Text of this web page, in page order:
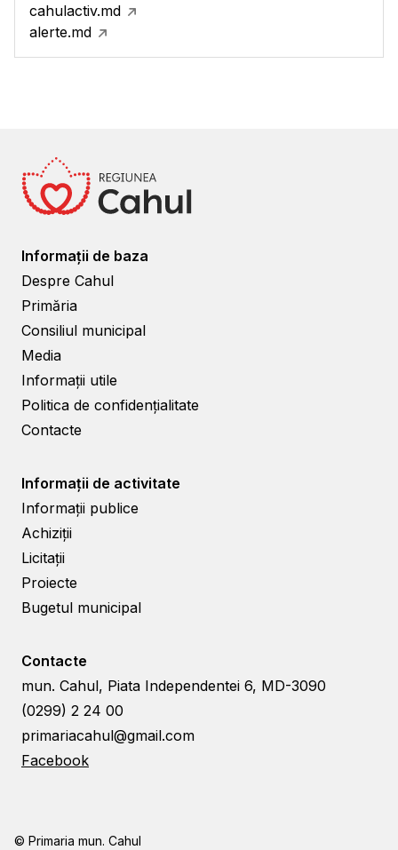
cahulactiv.md
alerte.md
Informații de baza
Despre Cahul
Primăria
Consiliul municipal
Media
Informații utile
Politica de confidențialitate
Contacte
Informații de activitate
Informații publice
Achiziții
Licitații
Proiecte
Bugetul municipal
Contacte
mun. Cahul, Piata Independentei 6, MD-3090
(0299) 2 24 00
primariacahul@gmail.com
Facebook
© Primaria mun. Cahul